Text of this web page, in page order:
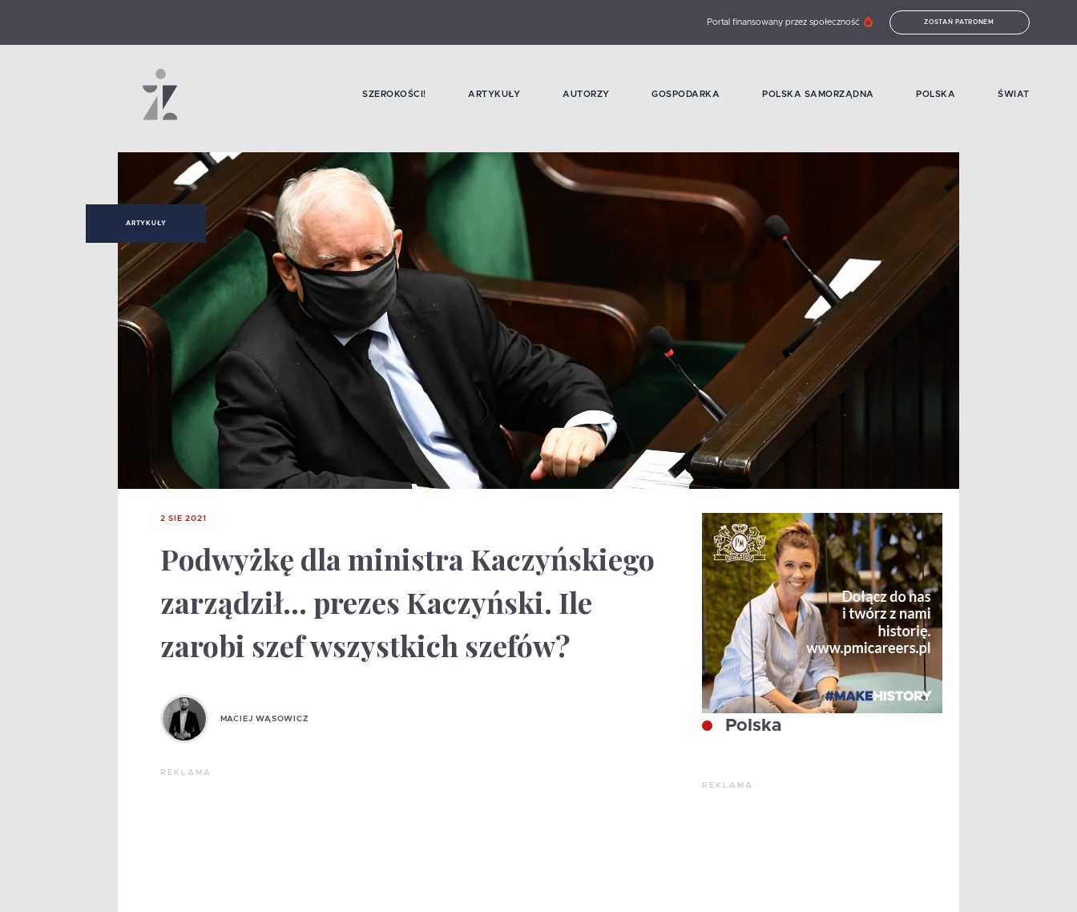
Portal finansowany przez społeczność ZOSTAŃ PATRONEM
SZEROKOŚCI! ARTYKUŁY AUTORZY GOSPODARKA POLSKA SAMORZĄDNA POLSKA ŚWIAT
ARTYKUŁY
2 SIE 2021
Podwyżkę dla ministra Kaczyńskiego
zarządził… prezes Kaczyński. Ile
zarobi szef wszystkich szefów?
MACIEJ WĄSOWICZ
REKLAMA
Polska
REKLAMA